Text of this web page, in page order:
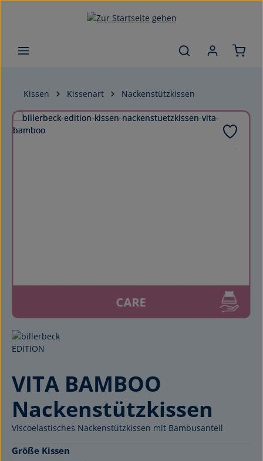
Zum Hauptinhalt springen
Kissen Kissenart
Nackenstützkissen
Bildergalerie überspringen
CARE
VITA BAMBOO
Nackenstützkissen
Viscoelastisches Nackenstützkissen mit Bambusanteil
Größe Kissen